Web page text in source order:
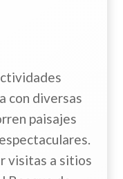
con diversas
paisajes
visitas a sitios